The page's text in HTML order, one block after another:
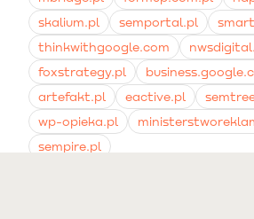
skalium.pl
semportal.pl
thinkwithgoogle.com
foxstrategy.pl
artefakt.pl
eactive.pl
wp-opieka.pl
sempire.pl